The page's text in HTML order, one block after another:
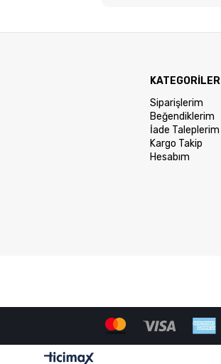
KATEGORİLER
Siparişlerim
Beğendiklerim
İade Taleplerim
Kargo Takip
Hesabım